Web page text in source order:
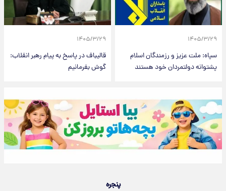
۱۴۰۵/۳/۲۹
سپاه: ملت عزیز و رزمندگان اسلام
پشتوانه دولتمردان خود هستند
۱۴۰۵/۳/۲۹
قالیباف در پاسخ به پیام رهبر انقلاب:
گوش بفرمانیم
پنجره